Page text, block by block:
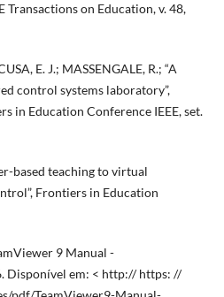
Transactions on Education, v. 48,
E. J.; MASSENGALE, R.; “A
control systems laboratory”,
in Education Conference IEEE, set.
based teaching to virtual
Frontiers in Education
9 Manual -
Disponível em: < http:// https: //